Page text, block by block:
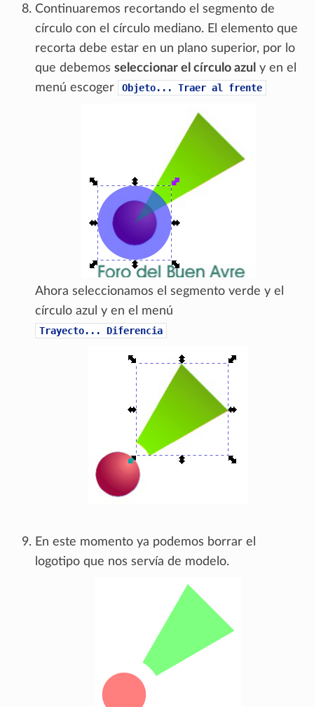
Continuaremos recortando el segmento de
círculo con el círculo mediano. El elemento que
recorta debe estar en un plano superior, por lo
que debemos seleccionar el círculo azul y en el
menú escoger
Objeto... Traer al frente
Ahora seleccionamos el segmento verde y el
círculo azul y en el menú
Trayecto... Diferencia
En este momento ya podemos borrar el
logotipo que nos servía de modelo.